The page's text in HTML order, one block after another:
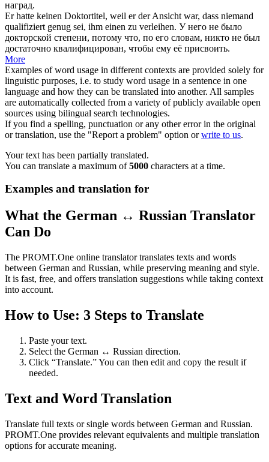
наград.
Er hatte keinen Doktortitel, weil er der Ansicht war, dass niemand
qualifiziert genug sei, ihm einen zu verleihen. У него не было
докторской степени, потому что, по его словам, никто не был
достаточно квалифицирован, чтобы ему её присвоить.
More
Examples of word usage in different contexts are provided solely for
linguistic purposes, i.e. to study word usage in a sentence in one
language and how they can be translated into another. All samples
are automatically collected from a variety of publicly available open
sources using bilingual search technologies.
If you find a spelling, punctuation or any other error in the original
or translation, use the "Report a problem" option orwrite to us.
Your text has been partially translated.
You can translate a maximum of5000 characters at a time.
Examples and translation for
What the German ↔ Russian Translator
Can Do
The PROMT.One online translator translates texts and words
between German and Russian, while preserving meaning and style.
It is fast, free, and offers translation suggestions while taking context
into account.
How to Use: 3 Steps to Translate
Paste your text.
Select the German ↔ Russian direction.
Click “Translate.” You can then edit and copy the result if
needed.
Text and Word Translation
Translate full texts or single words between German and Russian.
PROMT.One provides relevant equivalents and multiple translation
options for accurate meaning.